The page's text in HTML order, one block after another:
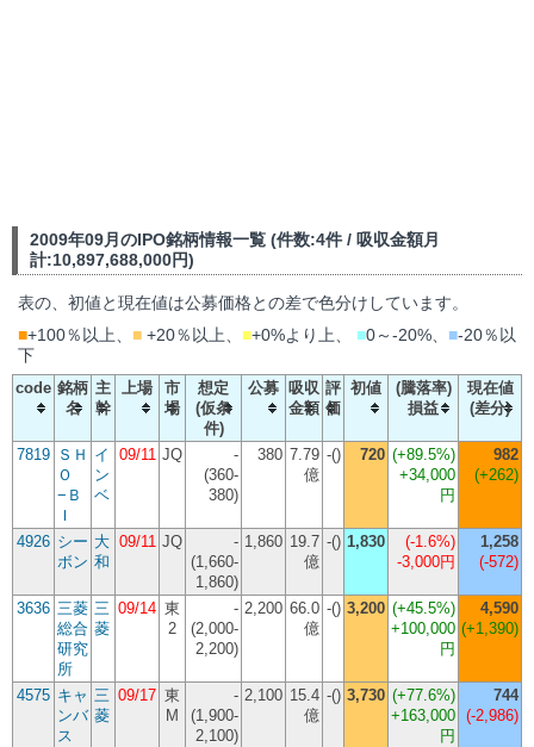
2009年09月のIPO銘柄情報一覧 (件数:4件 / 吸収金額月
計:10,897,688,000円)
表の、初値と現在値は公募価格との差で色分けしています。
■+100％以上、 ■ +20％以上、 ■+0%より上、 ■0～-20%、 ■-20％以
下
code 銘柄
名
主
幹
上場
市
場
想定
(仮条
件)
公募 吸収
金額
評
価
初値
(騰落率)
損益
現在値
(差分)
7819 ＳＨ
Ｏ
−Ｂ
Ｉ
イ
ン
ベ
09/11 JQ
-
(360-
380)
380 7.79
億
-() 720 (+89.5%)
+34,000
円
982
(+262)
4926 シー
ボン
大
和
09/11 JQ
-
(1,660-
1,860)
1,860 19.7
億
-() 1,830 (-1.6%)
-3,000円
1,258
(-572)
3636 三菱
総合
研究
所
三
菱
09/14 東
2
-
(2,000-
2,200)
2,200 66.0
億
-() 3,200 (+45.5%)
+100,000
円
4,590
(+1,390)
4575 キャ
ンバ
ス
三
菱
09/17 東
M
-
(1,900-
2,100)
2,100 15.4
億
-() 3,730 (+77.6%)
+163,000
円
744
(-2,986)